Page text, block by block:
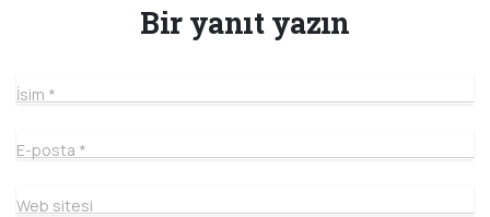
Bir yanıt yazın
İsim *
E-posta *
Web sitesi